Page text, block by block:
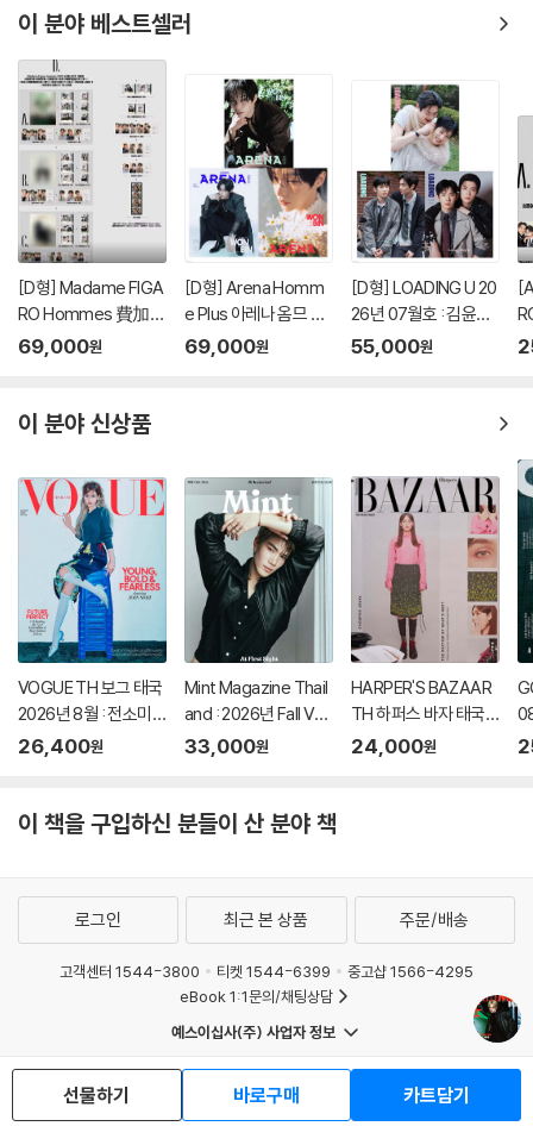
이 분야 베스트셀러
[D형] Madame FIGA
RO Hommes 費加
羅男士 마담 피가로 옴
박시우 커버 (A형 잡지
생 네컷 1장)
69,000원
[D형] Arena Homm
e Plus 아레나 옴므 플
러스 중국 2026년 05
69,000원
[D형] LOADING U 20
26년 07월호 : 김윤식
&박시우 커버 (A형 잡
55,000원
8
+
이 분야 신상품
VOGUE TH 보그 태국
2026년 8월 : 전소미
커버
26,400원
Mint Magazine Thail
and : 2026년 Fall Vol.
35 : Fourth Nattawa
33,000원
HARPER'S BAZAAR
TH 하퍼스 바자 태국 2
026년 8월 : Chompo
24,000원
이 책을 구입하신 분들이 산 분야 책
선물하기 바로구매 카트담기
로그인 최근 본 상품 주문/배송
고객센터 1544-3800 티켓 1544-6399
중고샵 1566-4295
eBook 1:1문의/채팅상담
예스이십사(주) 사업자 정보
이용약관
개인정보처리방침
청소년보호정책
회사소개
거래처관계자께
도서홍보
광고